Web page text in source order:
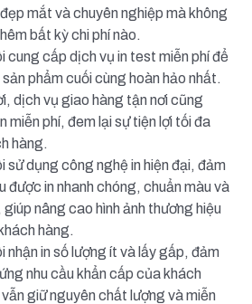
mắt và chuyên nghiệp mà không
bất kỳ chi phí nào.
cung cấp dịch vụ in test miễn phí để
phẩm cuối cùng hoàn hảo nhất.
dịch vụ giao hàng tận nơi cũng
miễn phí, đem lại sự tiện lợi tối đa
hàng.
sử dụng công nghệ in hiện đại, đảm
được in nhanh chóng, chuẩn màu và
nâng cao hình ảnh thương hiệu
hàng.
nhận in số lượng ít và lấy gấp, đảm
nhu cầu khẩn cấp của khách
vẫn giữ nguyên chất lượng và miễn